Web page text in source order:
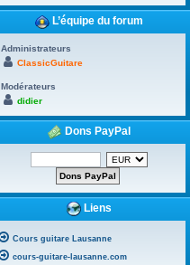
L’équipe du forum
Administrateurs
ClassicGuitare
Modérateurs
didier
Dons PayPal
Liens
Cours guitare Lausanne
cours-guitare-lausanne.com